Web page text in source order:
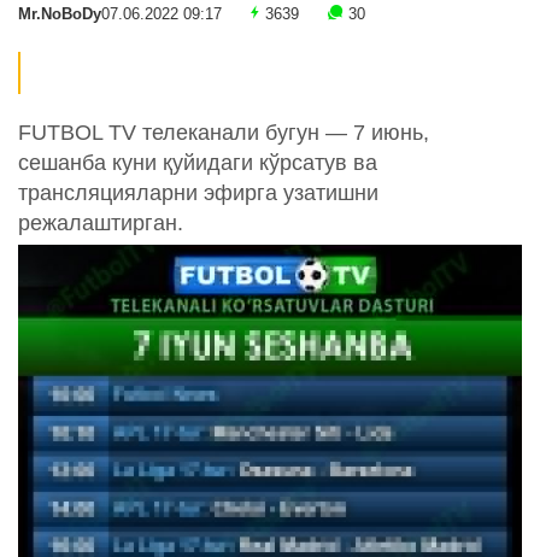
Mr.NoBoDy07.06.2022 09:17 3639 30
FUTBOL TV телеканали бугун — 7 июнь,
сешанба куни қуйидаги кўрсатув ва
трансляцияларни эфирга узатишни
режалаштирган.